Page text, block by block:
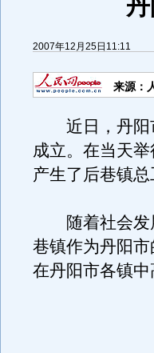
2007年12月25日11:11
来源：
近日，丹阳
成立。在当天
产生了后巷镇总
随着社会发
巷镇作为丹阳
在丹阳市各镇